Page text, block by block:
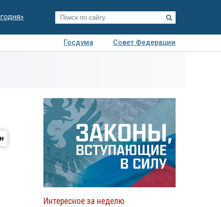
Госдума
Совет Федерации
Интересное за неделю